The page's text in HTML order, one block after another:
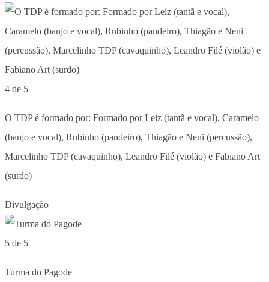
4 de 5
O TDP é formado por: Formado por Leiz (tantã e vocal), Caramelo
(banjo e vocal), Rubinho (pandeiro), Thiagão e Neni (percussão),
Marcelinho TDP (cavaquinho), Leandro Filé (violão) e Fabiano Art
(surdo)
Divulgação
5 de 5
Turma do Pagode